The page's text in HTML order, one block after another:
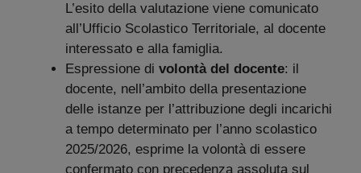
L’esito della valutazione viene comunicato
all’Ufficio Scolastico Territoriale, al docente
interessato e alla famiglia.
Espressione di volontà del docente: il
docente, nell’ambito della presentazione
delle istanze per l’attribuzione degli incarichi
a tempo determinato per l’anno scolastico
2025/2026, esprime la volontà di essere
confermato con precedenza assoluta sul